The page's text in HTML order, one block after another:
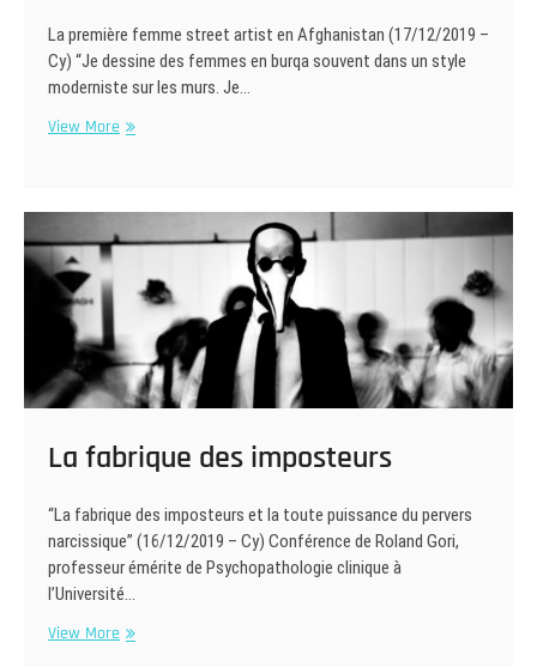
La première femme street artist en Afghanistan (17/12/2019 –
Cy) “Je dessine des femmes en burqa souvent dans un style
moderniste sur les murs. Je…
View MoreShamsia
La fabrique des imposteurs
“La fabrique des imposteurs et la toute puissance du pervers
narcissique” (16/12/2019 – Cy) Conférence de Roland Gori,
professeur émérite de Psychopathologie clinique à
l’Université…
View MoreLa